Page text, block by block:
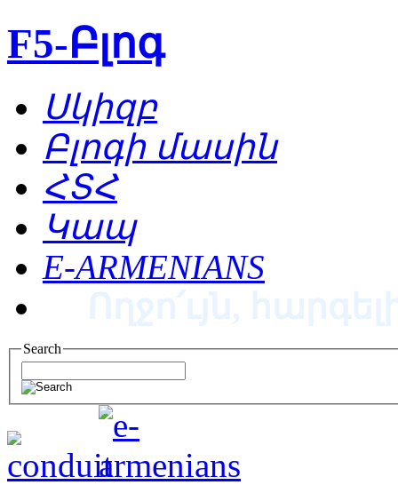
F5-Բլոգ
Սկիզբ
Բլոգի մասին
ՀՏՀ
Կապ
E-ARMENIANS
Search